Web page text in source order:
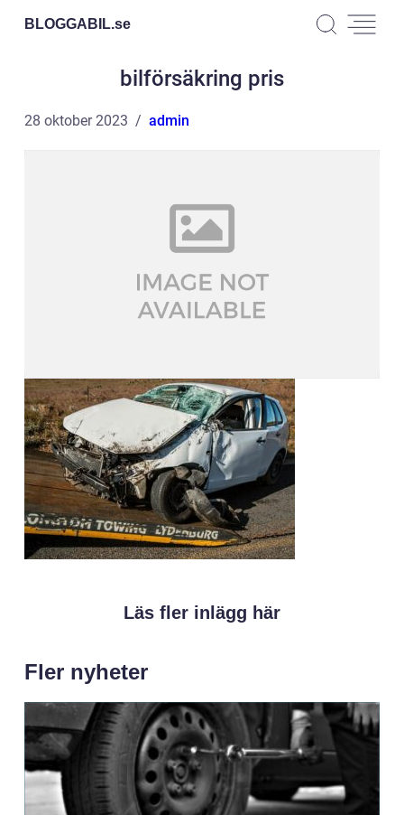
BLOGGABIL.se
bilförsäkring pris
28 oktober 2023 admin
Läs fler inlägg här
Fler nyheter